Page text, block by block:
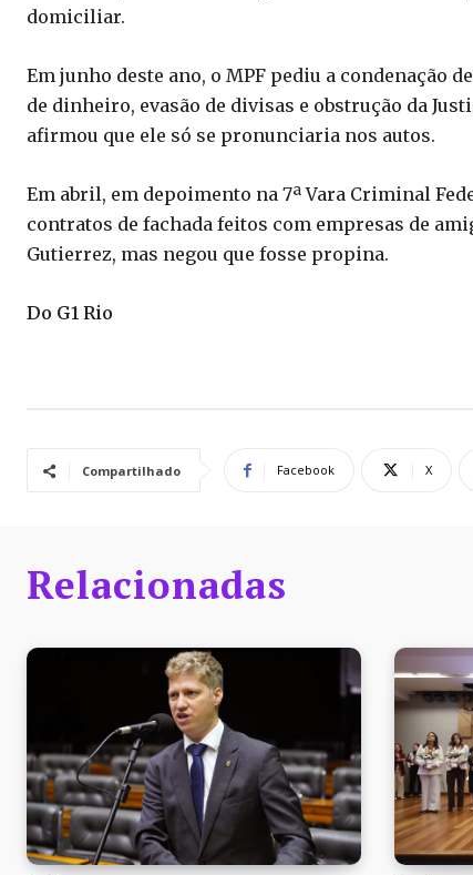
domiciliar.
Em junho deste ano, o MPF pediu a condenação
de dinheiro, evasão de divisas e obstrução da
afirmou que ele só se pronunciaria nos autos.
Em abril, em depoimento na 7ª Vara Criminal
contratos de fachada feitos com empresas de
Gutierrez, mas negou que fosse propina.
Do G1 Rio
Compartilhado Facebook X
Relacionadas